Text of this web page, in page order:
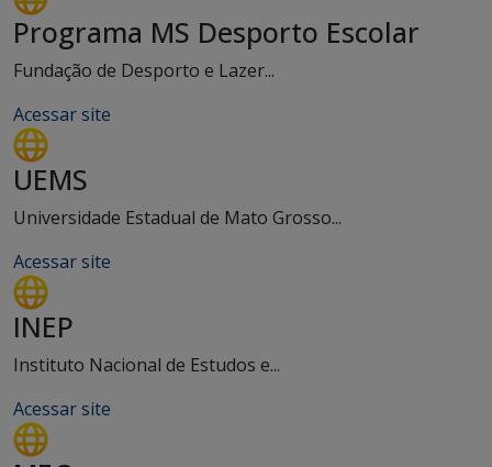
Programa MS Desporto Escolar
Fundação de Desporto e Lazer...
Acessar site
UEMS
Universidade Estadual de Mato Grosso...
Acessar site
INEP
Instituto Nacional de Estudos e...
Acessar site